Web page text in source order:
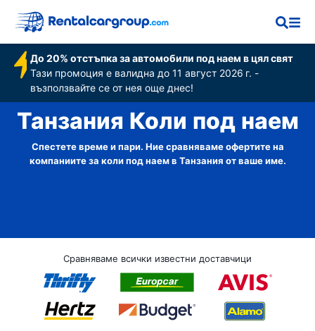
До 20% отстъпка за автомобили под наем в цял свят
Тази промоция е валидна до 11 август 2026 г. -
възползвайте се от нея още днес!
Танзания Коли под наем
Спестете време и пари. Ние сравняваме офертите на
компаниите за коли под наем в Танзания от ваше име.
Сравняваме всички известни доставчици